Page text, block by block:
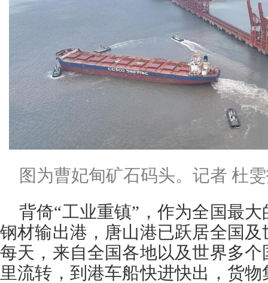
图为曹妃甸矿石码头。记者 杜
背倚“工业重镇”，作为全国最
钢材输出港，唐山港已跃居全国
每天，来自全国各地以及世界多
里流转，到港车船快进快出，货